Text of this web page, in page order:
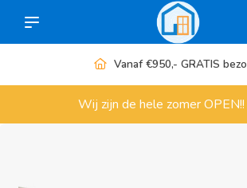
Vanaf €950,- GRATIS bezorgd
Wij zijn de hele zomer OPEN!!